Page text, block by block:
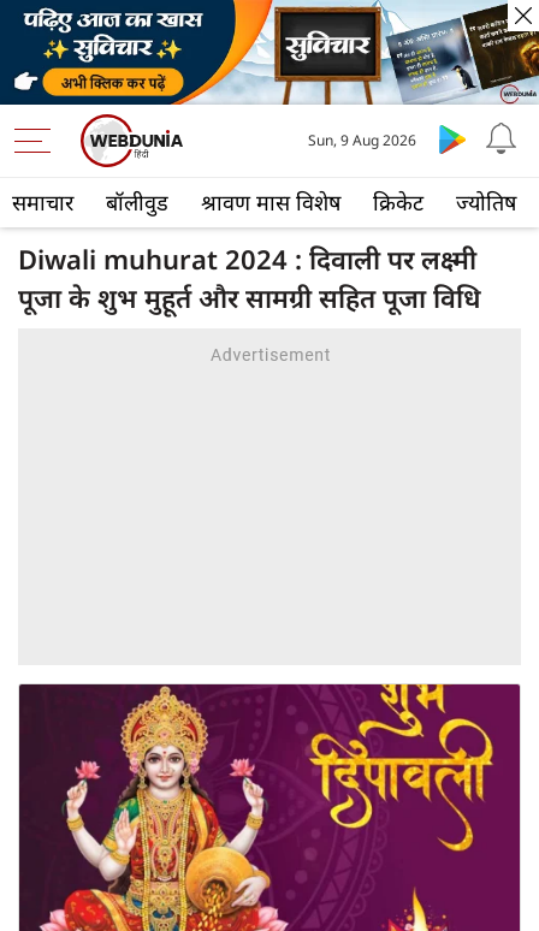
समाचार बॉलीवुड श्रावण मास विशेष क्रिकेट ज्योतिष
Sun, 9 Aug 2026
Diwali muhurat 2024 : दिवाली पर लक्ष्मी
पूजा के शुभ मुहूर्त और सामग्री सहित पूजा विधि